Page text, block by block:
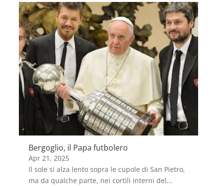
Bergoglio, il Papa futbolero
Apr 21, 2025
Il sole si alza lento sopra le cupole di San Pietro,
ma da qualche parte, nei cortili interni del...